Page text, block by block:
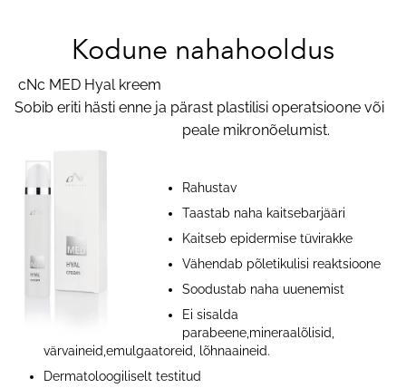
Kodune nahahooldus
cNc MED Hyal kreem
Sobib eriti hästi enne ja pärast plastilisi operatsioone või
peale mikronõelumist.
Rahustav
Taastab naha kaitsebarjääri
Kaitseb epidermise tüvirakke
Vähendab põletikulisi reaktsioone
Soodustab naha uuenemist
Ei sisalda
parabeene,mineraalõlisid,
värvaineid,emulgaatoreid, lõhnaaineid.
Dermatoloogiliselt testitud